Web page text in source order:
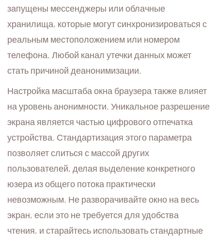
запущены мессенджеры или облачные
хранилища, которые могут синхронизироваться с
реальным местоположением или номером
телефона. Любой канал утечки данных может
стать причиной деанонимизации.
Настройка масштаба окна браузера также влияет
на уровень анонимности. Уникальное разрешение
экрана является частью цифрового отпечатка
устройства. Стандартизация этого параметра
позволяет слиться с массой других
пользователей, делая выделение конкретного
юзера из общего потока практически
невозможным. Не разворачивайте окно на весь
экран, если это не требуется для удобства
чтения, и старайтесь использовать стандартные